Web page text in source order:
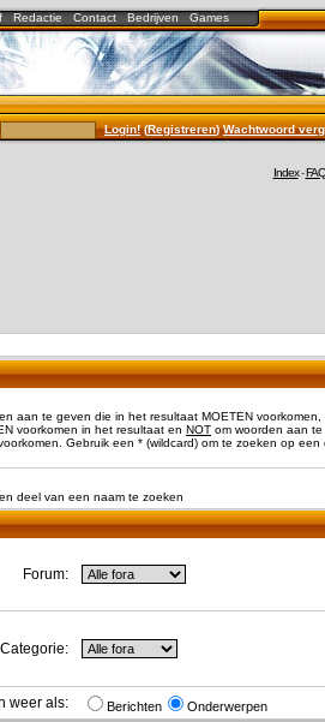
Redactie Contact Bedrijven Games
Login!(Registreren)Wachtwoord
Index-FAQ
aan te geven die in het resultaat MOETEN voorkomen,
voorkomen in het resultaat en NOT om woorden aan
Gebruik een * (wildcard) om te zoeken op een
deel van een naam te zoeken
Forum:
Categorie:
weer als: Berichten Onderwerpen